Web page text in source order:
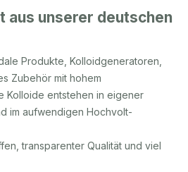
aus unserer deutschen
Produkte, Kolloidgeneratoren,
Zubehör mit hohem
Kolloide entstehen in eigener
im aufwendigen Hochvolt-
transparenter Qualität und viel